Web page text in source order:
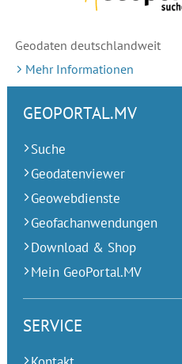
Geodaten deutschlandweit
Mehr Informationen
GEOPORTAL.MV
Suche
Geodatenviewer
Geowebdienste
Geofachanwendungen
Download & Shop
Mein GeoPortal.MV
SERVICE